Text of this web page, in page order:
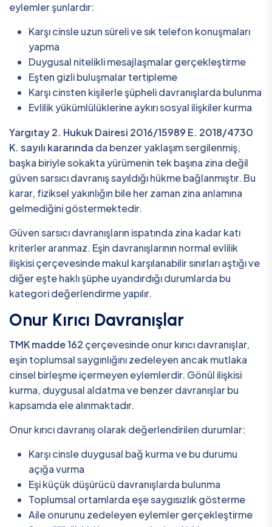
eylemler şunlardır:
Karşı cinsle uzun süreli ve sık telefon konuşmaları
yapma
Duygusal nitelikli mesajlaşmalar gerçekleştirme
Eşten gizli buluşmalar tertipleme
Karşı cinsten kişilerle şüpheli davranışlarda bulunma
Evlilik yükümlülüklerine aykırı sosyal ilişkiler kurma
Yargıtay 2. Hukuk Dairesi 2016/15989 E. 2018/4730
K. sayılı kararında da benzer yaklaşım sergilenmiş,
başka biriyle sokakta yürümenin tek başına zina değil
güven sarsıcı davranış sayıldığı hükme bağlanmıştır. Bu
karar, fiziksel yakınlığın bile her zaman zina anlamına
gelmediğini göstermektedir.
Güven sarsıcı davranışların ispatında zina kadar katı
kriterler aranmaz. Eşin davranışlarının normal evlilik
ilişkisi çerçevesinde makul karşılanabilir sınırları aştığı ve
diğer eşte haklı şüphe uyandırdığı durumlarda bu
kategori değerlendirme yapılır.
Onur Kırıcı Davranışlar
TMK madde 162 çerçevesinde onur kırıcı davranışlar,
eşin toplumsal saygınlığını zedeleyen ancak mutlaka
cinsel birleşme içermeyen eylemlerdir. Gönül ilişkisi
kurma, duygusal aldatma ve benzer davranışlar bu
kapsamda ele alınmaktadır.
Onur kırıcı davranış olarak değerlendirilen durumlar:
Karşı cinsle duygusal bağ kurma ve bu durumu
açığa vurma
Eşi küçük düşürücü davranışlarda bulunma
Toplumsal ortamlarda eşe saygısızlık gösterme
Aile onurunu zedeleyen eylemler gerçekleştirme